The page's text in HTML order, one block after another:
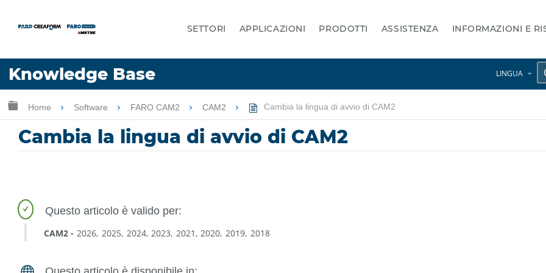
SETTORI APPLICAZIONI PRODOTTI ASSISTENZA INFORMAZIONI E
Knowledge Base LINGUA
Lingua
Ingrandisci/riduci gerarchia globale
Home Software FARO CAM2 CAM2 Cambia la lingua di avvio di CAM2
Cambia la lingua di avvio di CAM2
CAM2 2026 2025 2024 2023 2021 2020 2019 2018